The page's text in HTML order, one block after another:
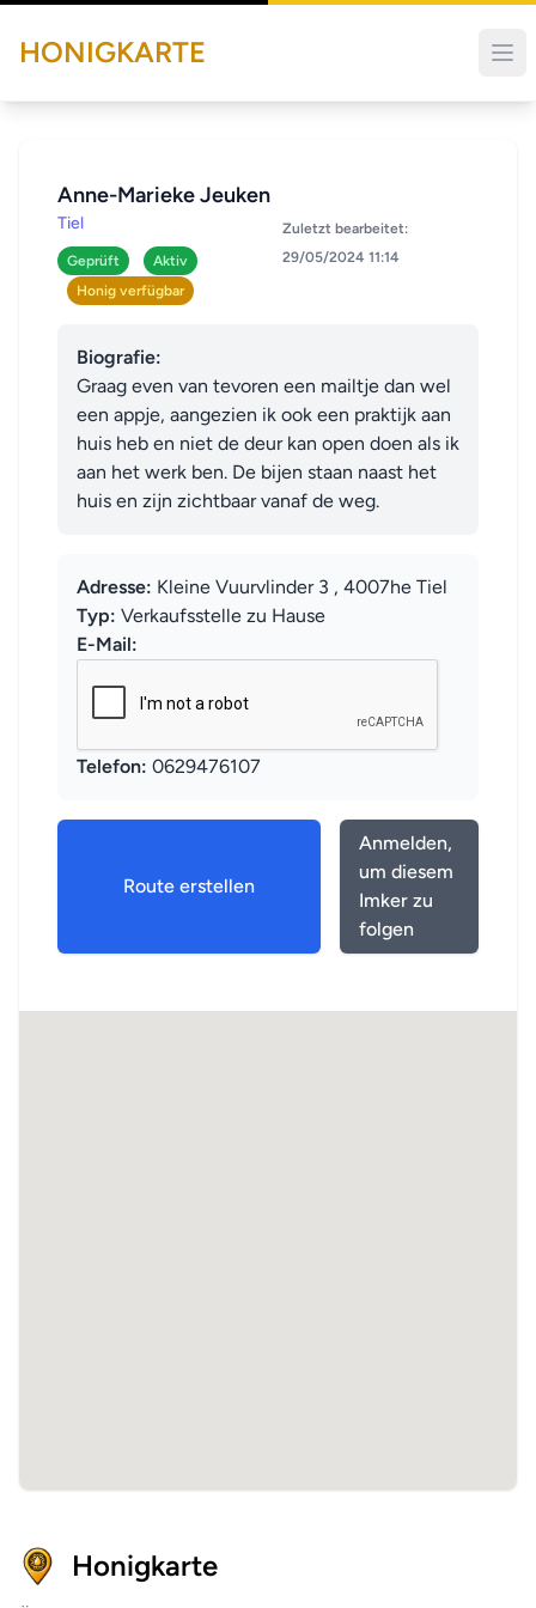
HONIGKARTE
Anne-Marieke Jeuken
Tiel
Geprüft
Aktiv
Honig verfügbar
Zuletzt bearbeitet:
29/05/2024 11:14
Biografie:
Graag even van tevoren een mailtje dan wel
een appje, aangezien ik ook een praktijk aan
huis heb en niet de deur kan open doen als ik
aan het werk ben. De bijen staan naast het
huis en zijn zichtbaar vanaf de weg.
Adresse: Kleine Vuurvlinder 3 , 4007he Tiel
Typ: Verkaufsstelle zu Hause
E-Mail:
Telefon: 0629476107
Route erstellen
Anmelden,
um diesem
Imker zu
folgen
Honigkarte